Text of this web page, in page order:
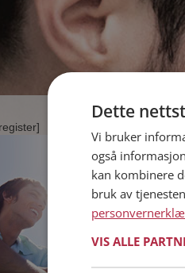
Dette
Vi bruker
også
kan kombinere
bruk av
VIS ALLE